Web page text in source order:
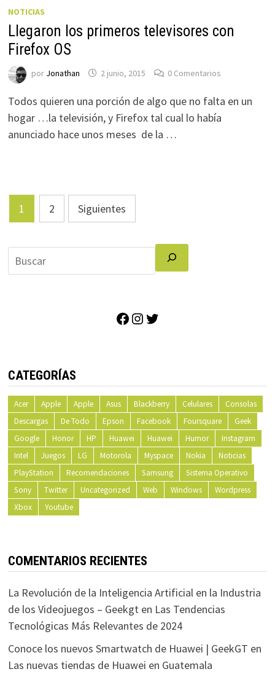
NOTICIAS
Llegaron los primeros televisores con
Firefox OS
por Jonathan 2 junio, 2015 0 Comentarios
Todos quieren una porción de algo que no falta en un
hogar …la televisión, y Firefox tal cual lo había
anunciado hace unos meses de la …
Paginación
de
entradas
1 2 Siguientes
Facebook
Instagram
CATEGORÍAS
Acer Apple Apple Asus Blackberry Celulares
Consolas
Descargas
De Todo Epson Facebook Foursquare
Geek
Google
Honor HP Huawei Huawei Humor
Instagram
Intel
Juegos LG Motorola Myspace Nokia
Noticias
PlayStation
Recomendaciones Samsung
Sistema Operativo
Sony
Twitter Uncategorized Web Windows
Wordpress
Xbox
Youtube
COMENTARIOS RECIENTES
La Revolución de la Inteligencia Artificial en la Industria
de los Videojuegos – Geekgten Las Tendencias
Tecnológicas Más Relevantes de 2024
Conoce los nuevos Smartwatch de Huawei | GeekGT en
Las nuevas tiendas de Huawei en Guatemala